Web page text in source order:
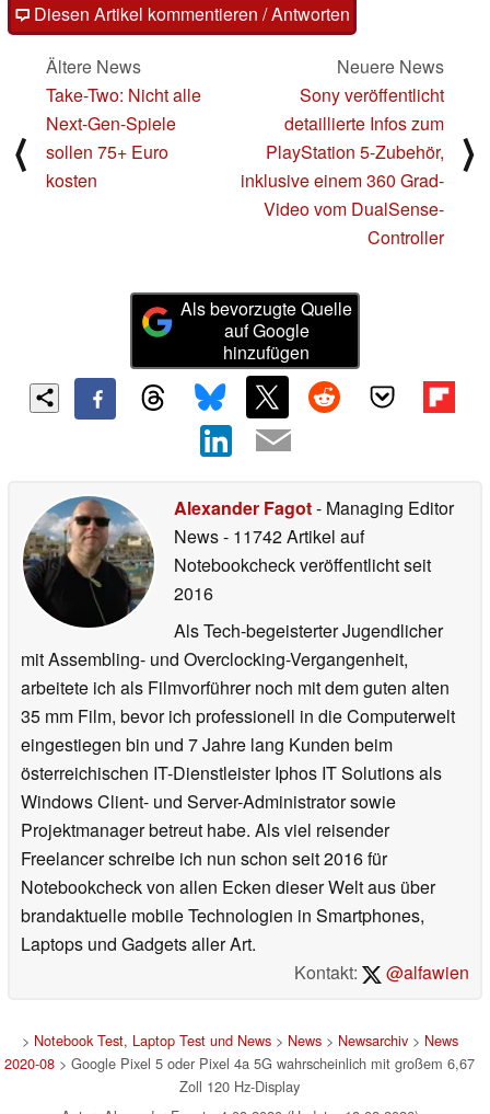
Diesen Artikel kommentieren / Antworten
⟨
Ältere News
Take-Two: Nicht alle
Next-Gen-Spiele
sollen 75+ Euro
kosten
Neuere News
Sony veröffentlicht
detaillierte Infos zum
PlayStation 5-Zubehör,
inklusive einem 360 Grad-
Video vom DualSense-
Controller
⟩
Als bevorzugte Quelle
auf Google
hinzufügen
Alexander Fagot- Managing Editor
News- 11742 Artikel auf
Notebookcheck veröffentlichtseit
2016
Als Tech-begeisterter Jugendlicher
mit Assembling- und Overclocking-Vergangenheit,
arbeitete ich als Filmvorführer noch mit dem guten alten
35 mm Film, bevor ich professionell in die Computerwelt
eingestiegen bin und 7 Jahre lang Kunden beim
österreichischen IT-Dienstleister Iphos IT Solutions als
Windows Client- und Server-Administrator sowie
Projektmanager betreut habe. Als viel reisender
Freelancer schreibe ich nun schon seit 2016 für
Notebookcheck von allen Ecken dieser Welt aus über
brandaktuelle mobile Technologien in Smartphones,
Laptops und Gadgets aller Art.
Kontakt:
@alfawien
> Notebook Test, Laptop Test und News> News> Newsarchiv> News
2020-08 > Google Pixel 5 oder Pixel 4a 5G wahrscheinlich mit großem 6,67
Zoll 120 Hz-Display